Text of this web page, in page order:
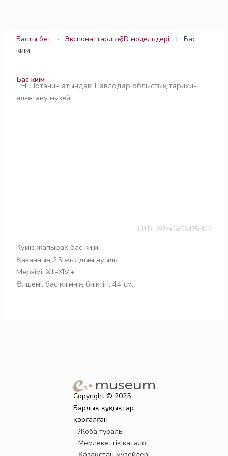
Басты бет › Экспонаттардың 3D модельдері ›
Бас
киім
Бас киім
Г.Н. Потанин атындағы Павлодар облыстық тарихи-
өлкетану музейі
UUID: 697ca3af38d65c423
Күміс жапырақ бас киім.
Қазанның 25 жылдығы ауылы
Мерзімі: ХIII-ХIV ғғ.
Өлшемі: бас киімнің биіктігі: 44 см.
Copyright © 2025.
Барлық құқықтар
қорғалған
Жоба туралы
Мемлекеттік каталог